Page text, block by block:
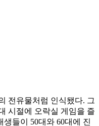
전유물처럼 인식됐다. 그
시절에 오락실 게임을 즐
생들이 50대와 60대에 진